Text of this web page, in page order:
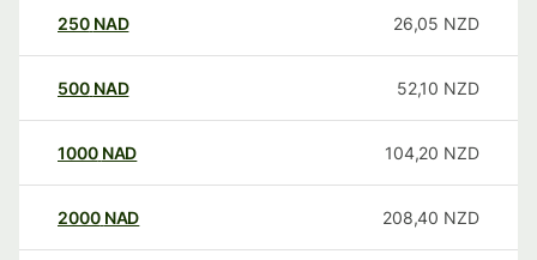
250 NAD 26,05 NZD
500 NAD 52,10 NZD
1000 NAD 104,20 NZD
2000 NAD 208,40 NZD